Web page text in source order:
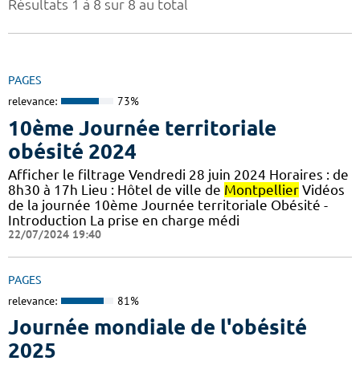
Résultats 1 à 8 sur 8 au total
PAGES
relevance: 73%
10ème Journée territoriale
obésité 2024
Afficher le filtrage Vendredi 28 juin 2024 Horaires : de
8h30 à 17h Lieu : Hôtel de ville de Montpellier Vidéos
de la journée 10ème Journée territoriale Obésité -
Introduction La prise en charge médi
22/07/2024 19:40
PAGES
relevance: 81%
Journée mondiale de l'obésité
2025